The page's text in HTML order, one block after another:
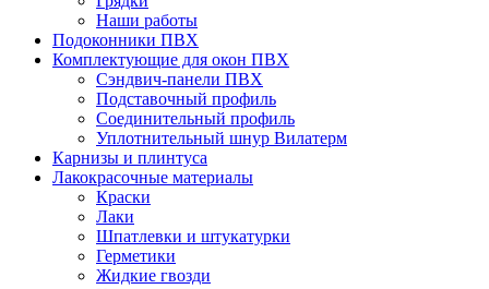
Наши работы
Подоконники ПВХ
Комплектующие для окон ПВХ
Сэндвич-панели ПВХ
Подставочный профиль
Соединительный профиль
Уплотнительный шнур Вилатерм
Карнизы и плинтуса
Лакокрасочные материалы
Краски
Лаки
Шпатлевки и штукатурки
Герметики
Жидкие гвозди